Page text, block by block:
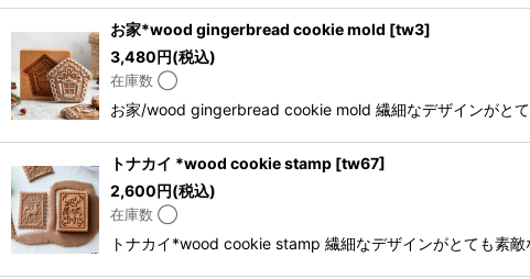
お家*wood gingerbread cookie mold [tw3]
3,480円(税込)
在庫数 ◯
お家/wood gingerbread cookie mold 繊細なデザインがと
トナカイ *wood cookie stamp [tw67]
2,600円(税込)
在庫数 ◯
トナカイ*wood cookie stamp 繊細なデザインがとても素